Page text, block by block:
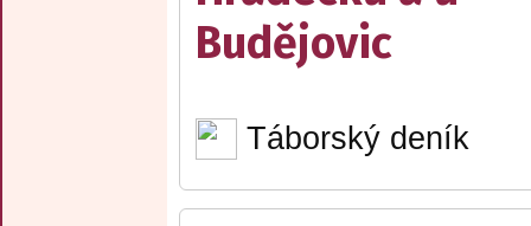
Budějovic
Táborský deník